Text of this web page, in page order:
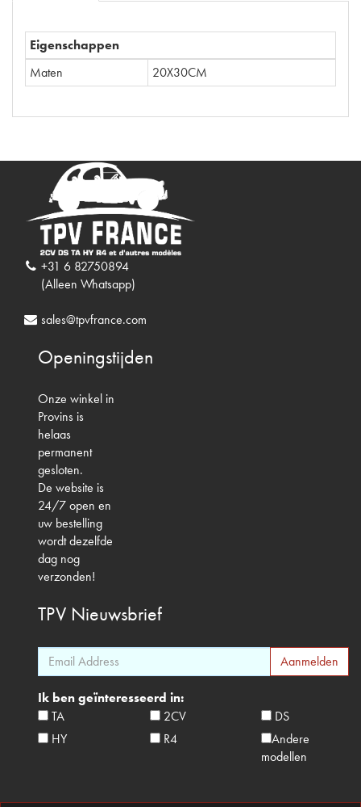
Eigenschappen
Maten
20X30CM
+31 6 82750894
(Alleen Whatsapp)
sales@tpvfrance.com
Openingstijden
Onze winkel in
Provins is
helaas
permanent
gesloten.
De website is
24/7 open en
uw bestelling
wordt dezelfde
dag nog
verzonden!
TPV Nieuwsbrief
Ik ben geïnteresseerd in:
TA
2CV
DS
HY
R4
Andere
modellen